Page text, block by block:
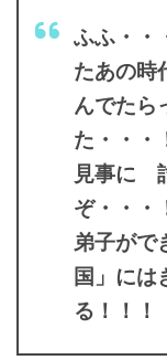
ふふ・・
たあの
んでたら
た・・
見事に
ぞ・・
弟子がで
国」に
る！！！